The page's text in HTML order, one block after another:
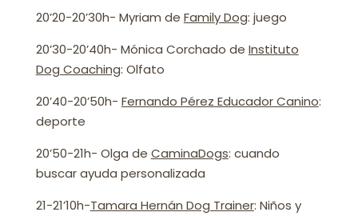
20’20-20’30h- Myriam de Family Dog: juego
20’30-20’40h- Mónica Corchado de Instituto
Dog Coaching: Olfato
20’40-20’50h- Fernando Pérez Educador Canino:
deporte
20’50-21h- Olga de CaminaDogs: cuando
buscar ayuda personalizada
21-21’10h-Tamara Hernán Dog Trainer: Niños y